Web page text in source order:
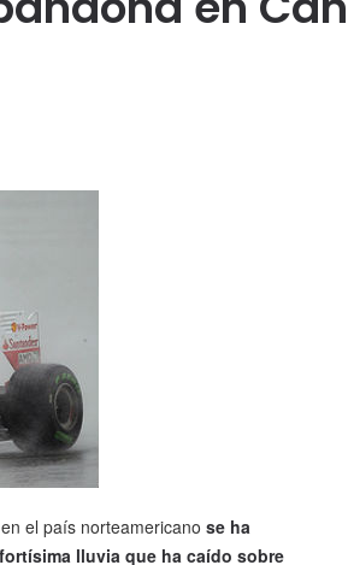
el país norteamericano se ha
lluvia que ha caído sobre